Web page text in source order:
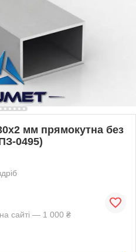
мм прямокутна без
0495)
сайті — 1 000 ₴